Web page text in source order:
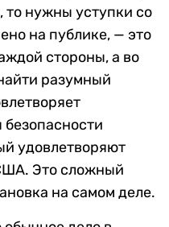
то нужны уступки со
на публике, — это
стороны, а во
разумный
удовлетворяют
Это сложный
на самом деле.